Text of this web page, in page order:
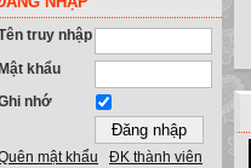
truy nhập
khẩu
nhớ
mật khẩu ĐK thành viên